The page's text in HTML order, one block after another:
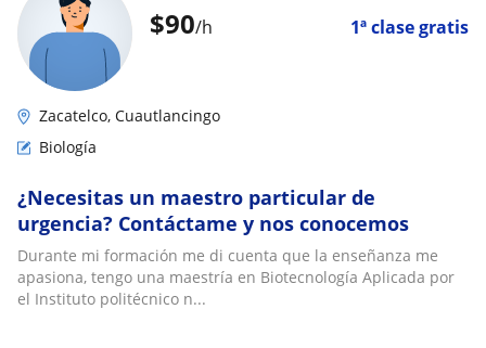
$90/h 1ª clase gratis
Zacatelco, Cuautlancingo
Biología
¿Necesitas un maestro particular de
urgencia? Contáctame y nos conocemos
Durante mi formación me di cuenta que la enseñanza me
apasiona, tengo una maestría en Biotecnología Aplicada por
el Instituto politécnico n...